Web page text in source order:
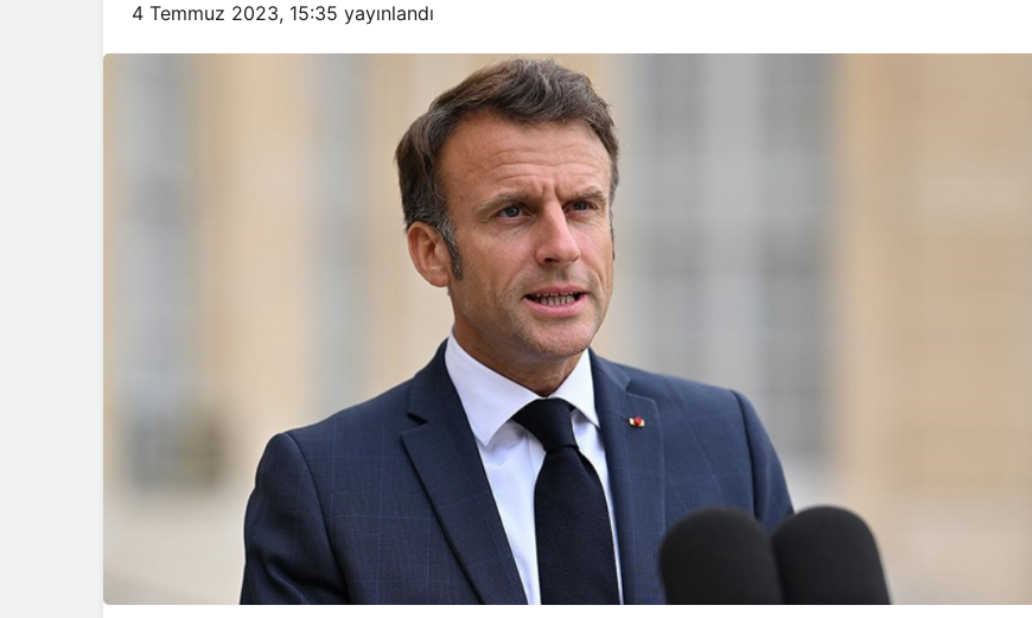
4 Temmuz 2023, 15:35 yayınlandı